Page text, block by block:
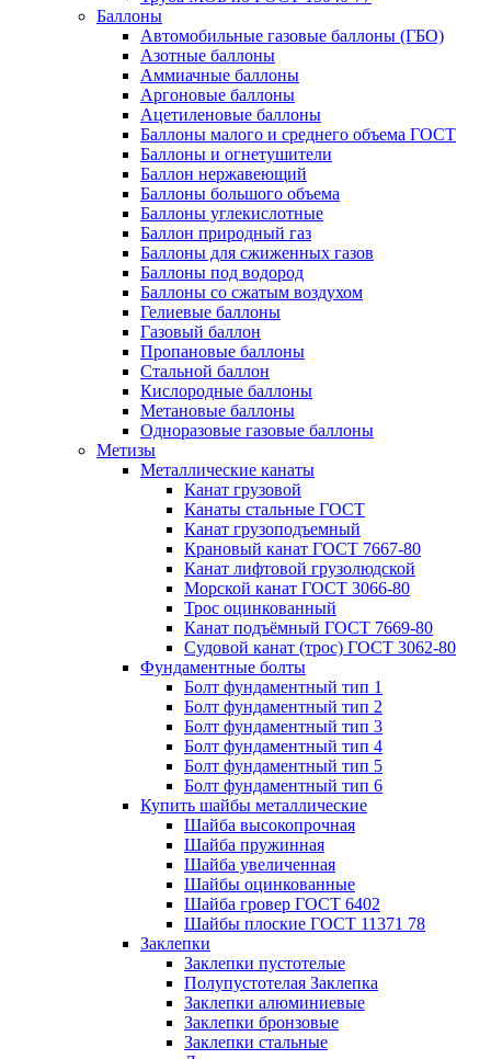
Баллоны
Автомобильные газовые баллоны (ГБО)
Азотные баллоны
Аммиачные баллоны
Аргоновые баллоны
Ацетиленовые баллоны
Баллоны малого и среднего объема ГОСТ
Баллоны и огнетушители
Баллон нержавеющий
Баллоны большого объема
Баллоны углекислотные
Баллон природный газ
Баллоны для сжиженных газов
Баллоны под водород
Баллоны со сжатым воздухом
Гелиевые баллоны
Газовый баллон
Пропановые баллоны
Стальной баллон
Кислородные баллоны
Метановые баллоны
Одноразовые газовые баллоны
Метизы
Металлические канаты
Канат грузовой
Канаты стальные ГОСТ
Канат грузоподъемный
Крановый канат ГОСТ 7667-80
Канат лифтовой грузолюдской
Морской канат ГОСТ 3066-80
Трос оцинкованный
Канат подъёмный ГОСТ 7669-80
Судовой канат (трос) ГОСТ 3062-80
Фундаментные болты
Болт фундаментный тип 1
Болт фундаментный тип 2
Болт фундаментный тип 3
Болт фундаментный тип 4
Болт фундаментный тип 5
Болт фундаментный тип 6
Купить шайбы металлические
Шайба высокопрочная
Шайба пружинная
Шайба увеличенная
Шайбы оцинкованные
Шайба гровер ГОСТ 6402
Шайбы плоские ГОСТ 11371 78
Заклепки
Заклепки пустотелые
Полупустотелая Заклепка
Заклепки алюминиевые
Заклепки бронзовые
Заклепки стальные